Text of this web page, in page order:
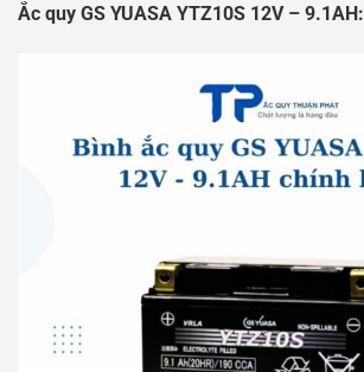
Ắc quy GS YUASA YTZ10S 12V – 9.1AH: